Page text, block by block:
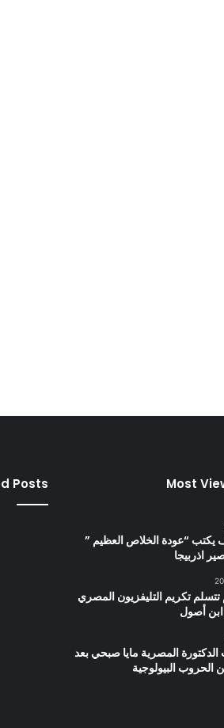
Most
يكتب “عودة الخلاص العظيم ”
اذربيجا
تكريم التليفزيون المصري
ابن أصول
المصرية مايا صبحي بعد
الحروب البيولوجية
Posts